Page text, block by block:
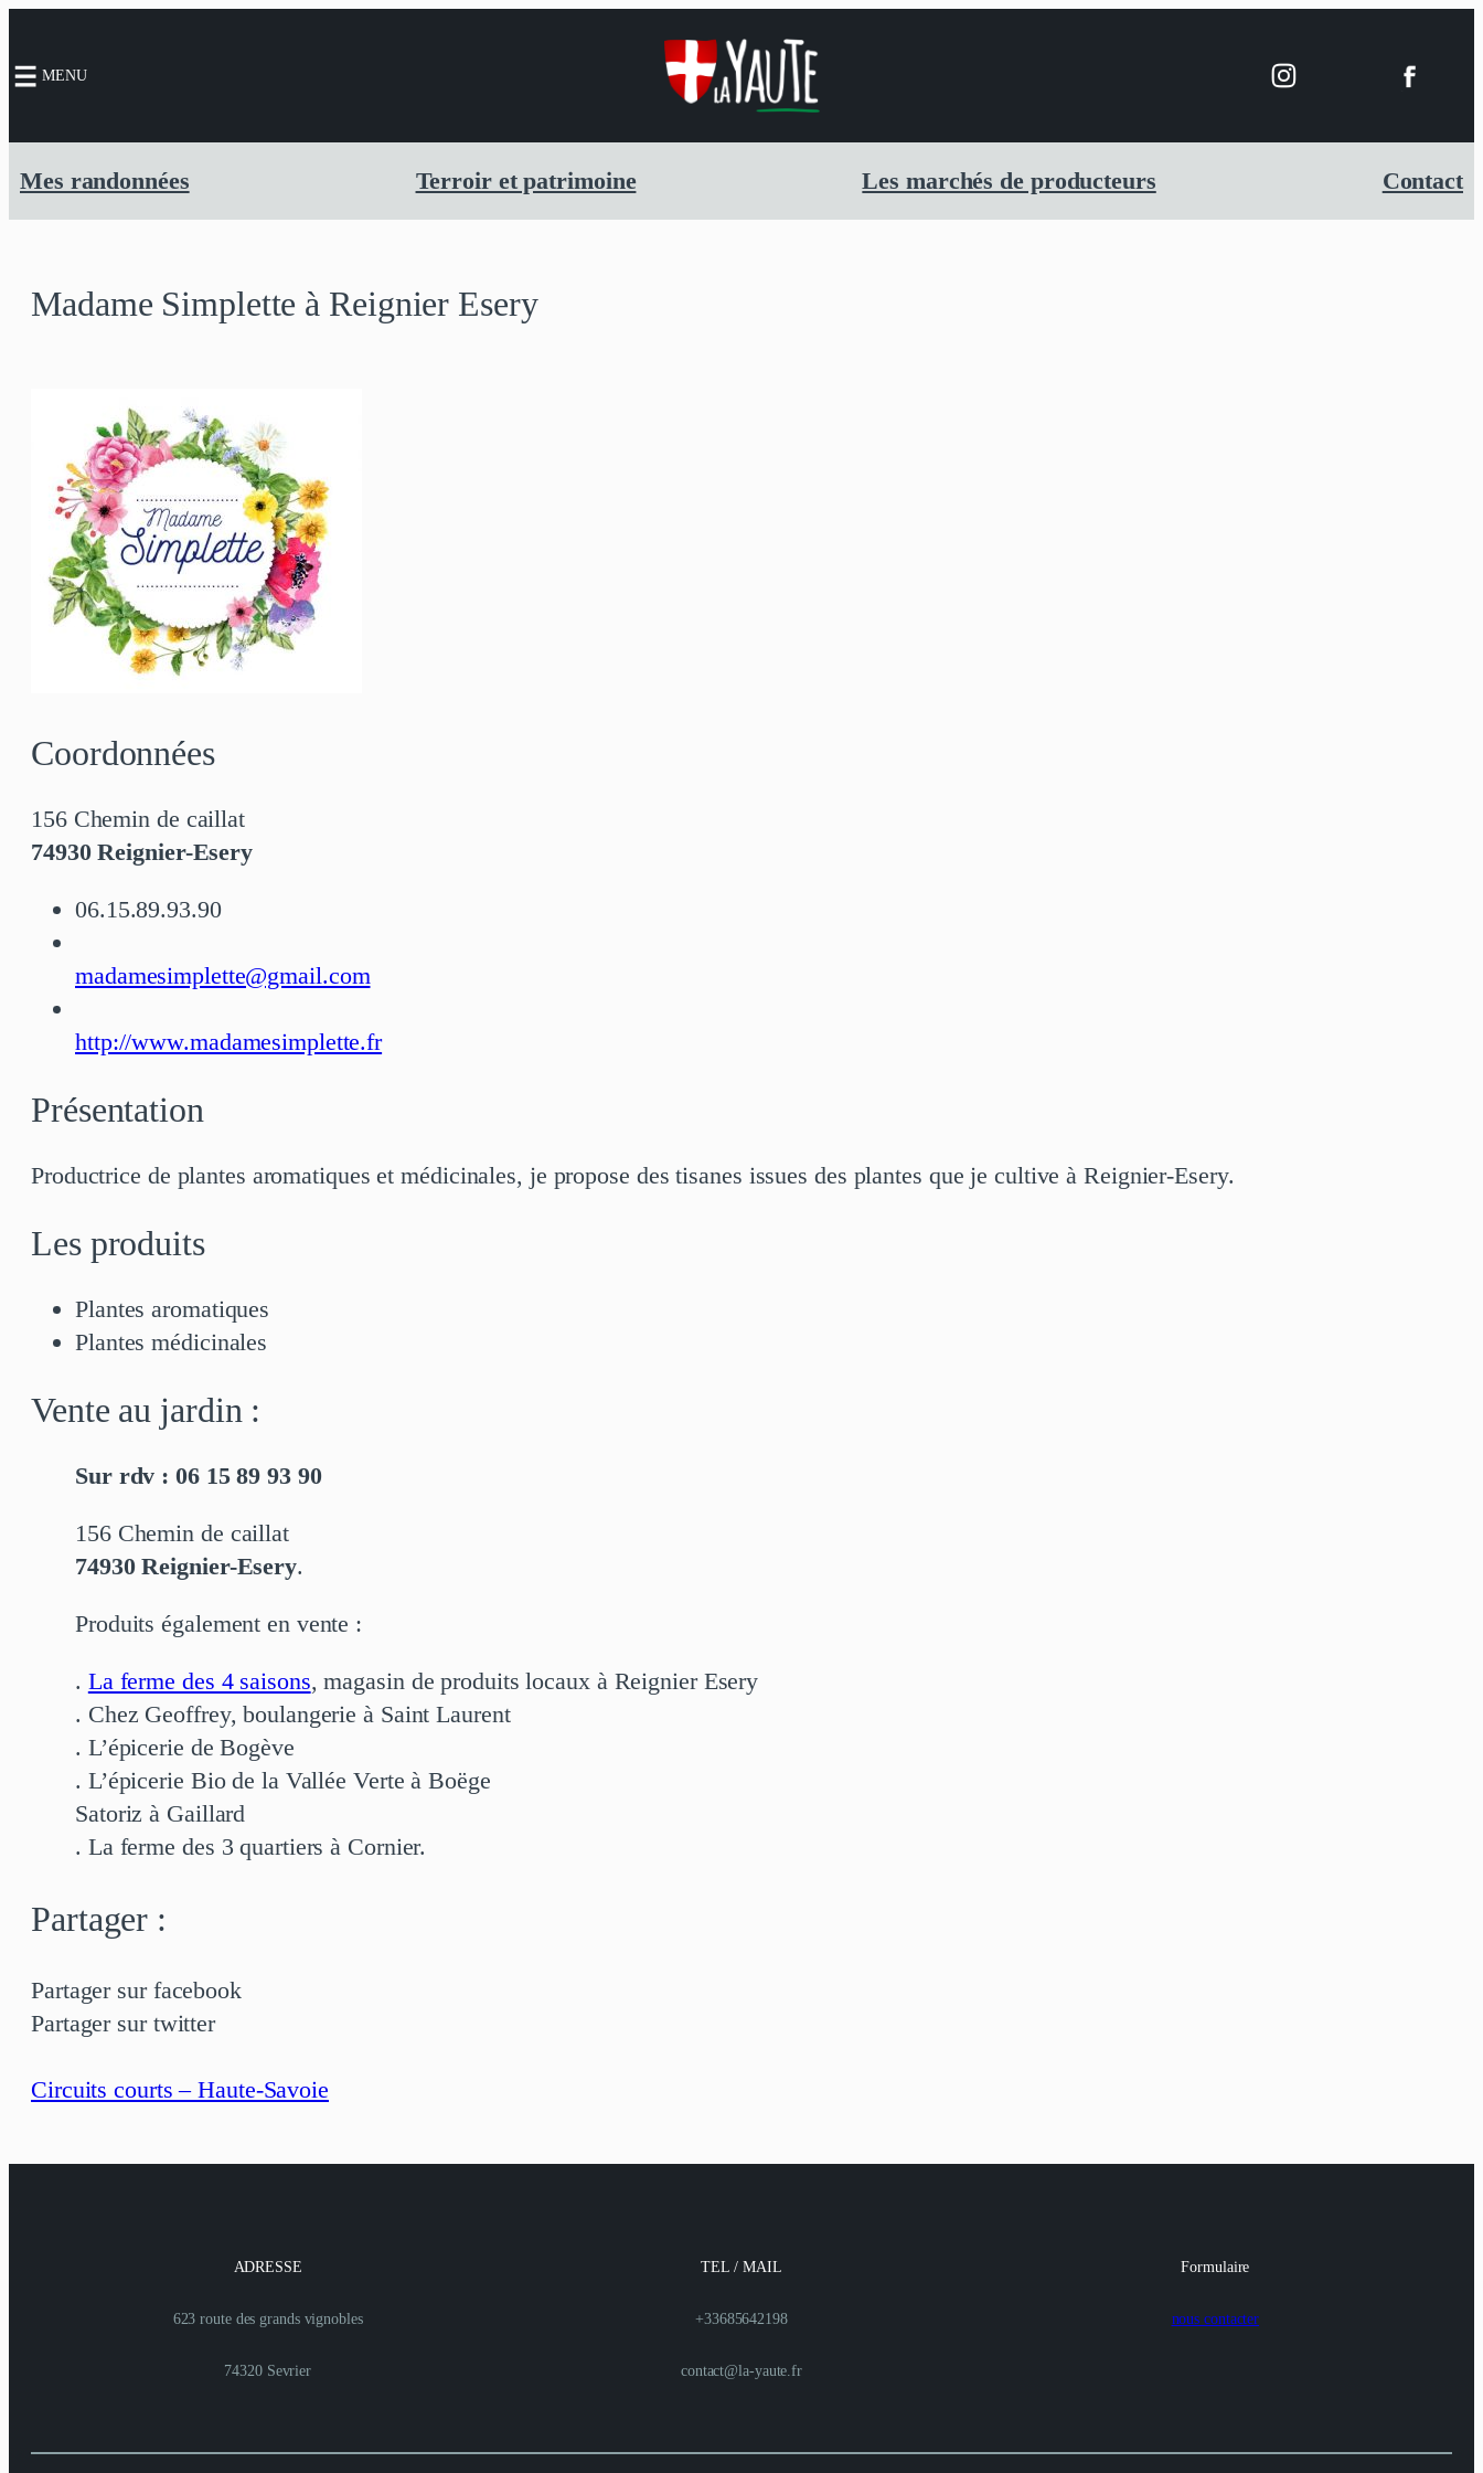
contenu
MENU
Mes randonnées Terroir et patrimoine Les marchés de producteurs Contact
Madame Simplette à Reignier Esery
Coordonnées
156 Chemin de caillat
74930 Reignier-Esery
06.15.89.93.90
madamesimplette@gmail.com
http://www.madamesimplette.fr
Présentation
Productrice de plantes aromatiques et médicinales, je propose des tisanes issues des plantes que je cultive à Reignier-Esery.
Les produits
Plantes aromatiques
Plantes médicinales
Vente au jardin :
Sur rdv : 06 15 89 93 90
156 Chemin de caillat
74930 Reignier-Esery.
Produits également en vente :
. La ferme des 4 saisons, magasin de produits locaux à Reignier Esery
. Chez Geoffrey, boulangerie à Saint Laurent
. L’épicerie de Bogève
. L’épicerie Bio de la Vallée Verte à Boëge
Satoriz à Gaillard
. La ferme des 3 quartiers à Cornier.
Partager :
Partager sur facebook
Partager sur twitter
Circuits courts – Haute-Savoie
ADRESSE
623 route des grands vignobles
74320 Sevrier
TEL / MAIL
+33685642198
contact@la-yaute.fr
Formulaire
nous contacter